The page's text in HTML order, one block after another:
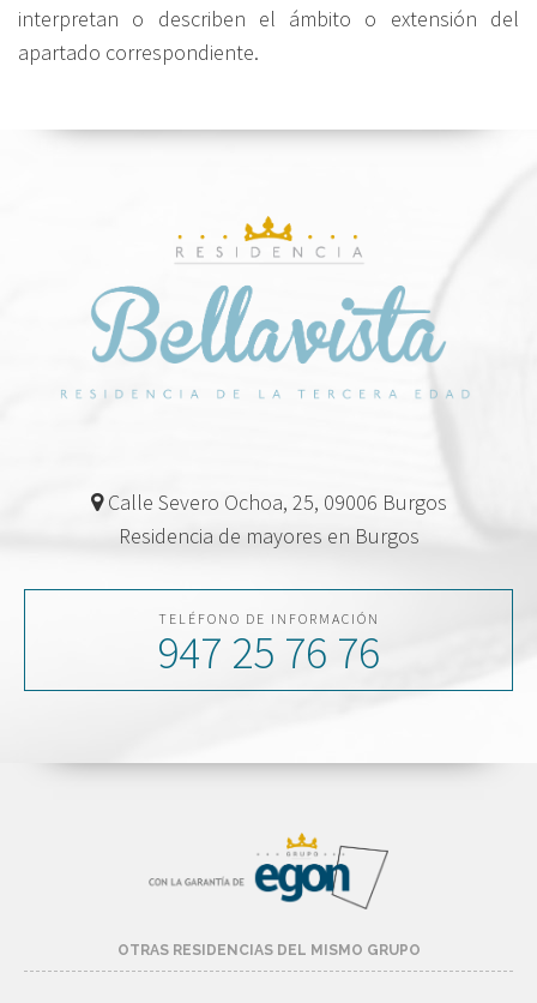
interpretan o describen el ámbito o extensión del
apartado correspondiente.
Calle Severo Ochoa, 25, 09006 Burgos
Residencia de mayores en Burgos
TELÉFONO DE INFORMACIÓN
947 25 76 76
OTRAS RESIDENCIAS DEL MISMO GRUPO